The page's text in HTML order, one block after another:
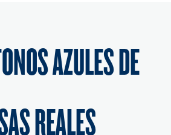
AZULES DE
REALES